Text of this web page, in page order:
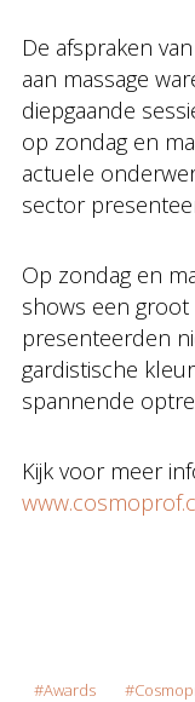
De afspraken
aan massage
diepgaande
op zondag en
actuele
sector
Op zondag en
shows een groot
presenteerden
gardistische
spannende
Kijk voor meer
Awards